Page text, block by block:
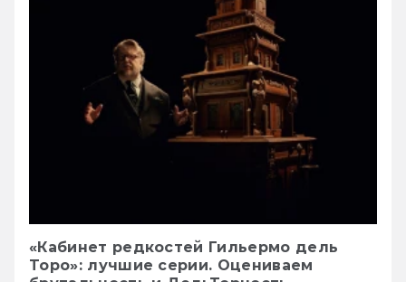
«Кабинет редкостей Гильермо дель
Торо»: лучшие серии. Оцениваем